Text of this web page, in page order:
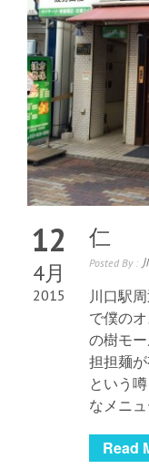
12
4月
2015
仁
Posted By :
川口駅
で僕の
の樹モ
担担麺
という
なメニ
Read